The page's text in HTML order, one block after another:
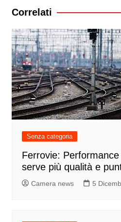
Correlati
Senza categoria
Ferrovie:
serve più qualità e
Camera news 5